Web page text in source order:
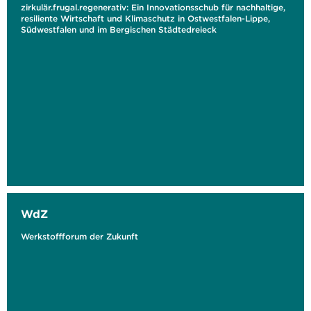
zirkulär.frugal.regenerativ: Ein Innovationsschub für nachhaltige,
resiliente Wirtschaft und Klimaschutz in Ostwestfalen-Lippe,
Südwestfalen und im Bergischen Städtedreieck
WdZ
Werkstoffforum der Zukunft